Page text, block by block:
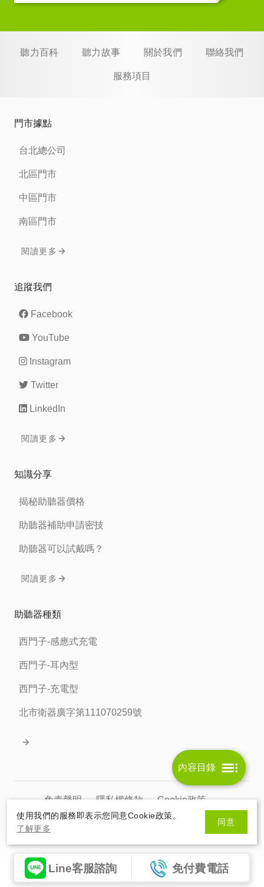
聽力百科 聽力故事 關於我們 聯絡我們
服務項目
門市據點
台北總公司
北區門市
中區門市
南區門市
閱讀更多
追蹤我們
Facebook
YouTube
Instagram
Twitter
LinkedIn
閱讀更多
知識分享
揭秘助聽器價格
助聽器補助申請密技
助聽器可以試戴嗎？
閱讀更多
助聽器種類
西門子-感應式充電
西門子-耳內型
西門子-充電型
北市衛器廣字第111070259號
免責聲明 隱私權條款 Cookie政策
© 2026 HelloSanta. All rights reserve. 網頁設計 By
HelloSanta
Line客服諮詢 免付費電話
內容目錄
使用我們的服務即表示您同意Cookie政策。
了解更多
同意